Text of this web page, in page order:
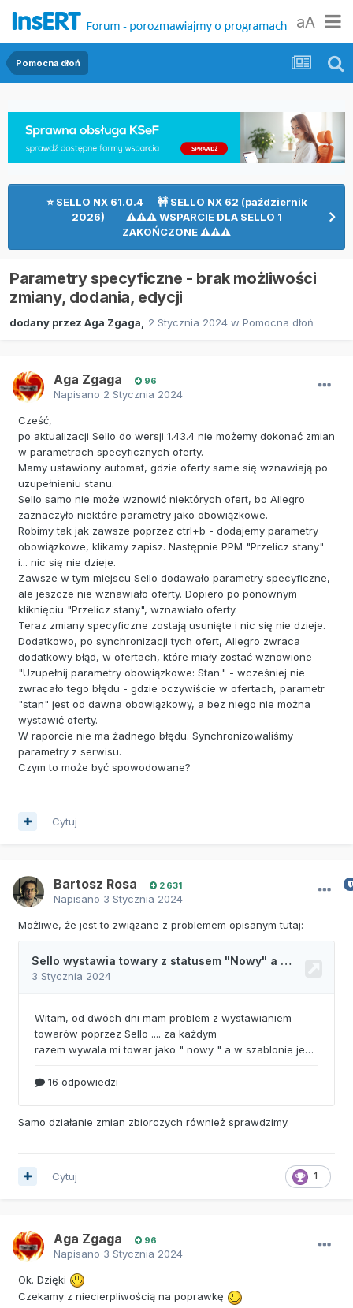
aA
Pomocna dłoń
⭐ SELLO NX 61.0.4 🚧 SELLO NX 62 (październik
2026) ⚠⚠⚠ WSPARCIE DLA SELLO 1
ZAKOŃCZONE ⚠⚠⚠
Parametry specyficzne - brak możliwości
zmiany, dodania, edycji
dodany przez Aga Zgaga 2 Stycznia 2024 w Pomocna dłoń
Aga Zgaga 96
Napisano 2 Stycznia 2024
Cześć,
po aktualizacji Sello do wersji 1.43.4 nie możemy dokonać zmian
w parametrach specyficznych oferty.
Mamy ustawiony automat, gdzie oferty same się wznawiają po
uzupełnieniu stanu.
Sello samo nie może wznowić niektórych ofert, bo Allegro
zaznaczyło niektóre parametry jako obowiązkowe.
Robimy tak jak zawsze poprzez ctrl+b - dodajemy parametry
obowiązkowe, klikamy zapisz. Następnie PPM "Przelicz stany"
i... nic się nie dzieje.
Zawsze w tym miejscu Sello dodawało parametry specyficzne,
ale jeszcze nie wznawiało oferty. Dopiero po ponownym
kliknięciu "Przelicz stany", wznawiało oferty.
Teraz zmiany specyficzne zostają usunięte i nic się nie dzieje.
Dodatkowo, po synchronizacji tych ofert, Allegro zwraca
dodatkowy błąd, w ofertach, które miały zostać wznowione
"Uzupełnij parametry obowiązkowe: Stan." - wcześniej nie
zwracało tego błędu - gdzie oczywiście w ofertach, parametr
"stan" jest od dawna obowiązkowy, a bez niego nie można
wystawić oferty.
W raporcie nie ma żadnego błędu. Synchronizowaliśmy
parametry z serwisu.
Czym to może być spowodowane?
Cytuj
Bartosz Rosa 2 631
Napisano 3 Stycznia 2024
Możliwe, że jest to związane z problemem opisanym tutaj:
Samo działanie zmian zbiorczych również sprawdzimy.
1
Cytuj
Aga Zgaga 96
Napisano 3 Stycznia 2024
Ok. Dzięki
Czekamy z niecierpliwością na poprawkę